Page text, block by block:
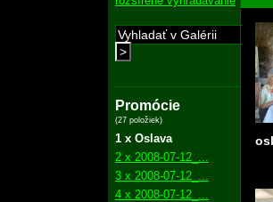
>
Promócie
(27 položiek)
1 x Oslava
2 x 2008-07-12_...
3 x 2008-07-12_...
4 x 2008-07-12_...